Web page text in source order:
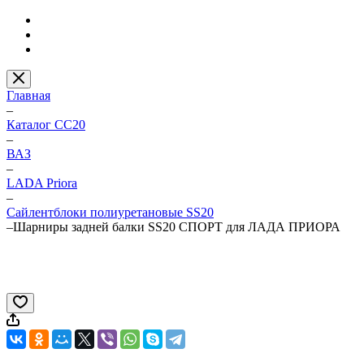
Главная
–
Каталог CC20
–
ВАЗ
–
LADA Priora
–
Сайлентблоки полиуретановые SS20
–Шарниры задней балки SS20 СПОРТ для ЛАДА ПРИОРА